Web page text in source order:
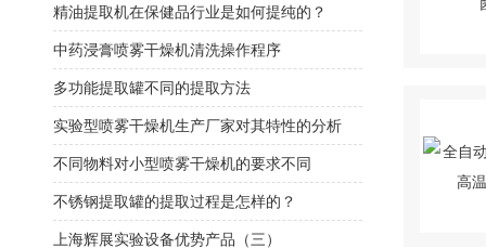
精油提取机在保健品行业是如何提纯的？
中药浸膏喷雾干燥机清洗操作程序
多功能提取罐不同的提取方法
实验型喷雾干燥机生产厂家对其特性的分析
不同物料对小型喷雾干燥机的要求不同
不锈钢提取罐的提取过程是怎样的？
上海辉展实验设备优势产品（三）